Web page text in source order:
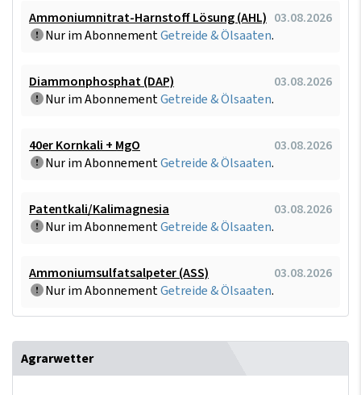
Ammoniumnitrat-Harnstoff Lösung (AHL) 03.08.2026
Nur im AbonnementGetreide & Ölsaaten.
Diammonphosphat (DAP)
03.08.2026
Nur im AbonnementGetreide & Ölsaaten.
40er Kornkali + MgO
03.08.2026
Nur im AbonnementGetreide & Ölsaaten.
Patentkali/Kalimagnesia
03.08.2026
Nur im AbonnementGetreide & Ölsaaten.
Ammoniumsulfatsalpeter (ASS)
03.08.2026
Nur im AbonnementGetreide & Ölsaaten.
Agrarwetter